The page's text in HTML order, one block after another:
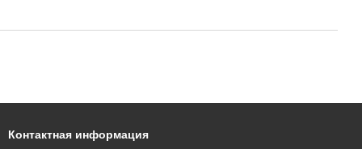
Контактная информация